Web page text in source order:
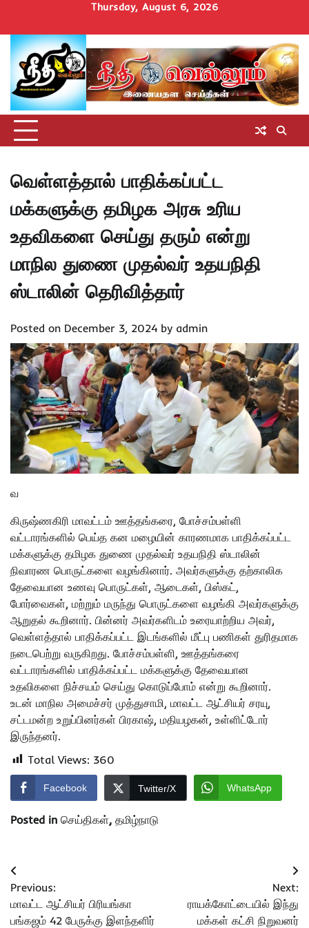
content
Thursday, August 6, 2026
Homeசெய்திகள்
தமிழ்நாடுமாவட்டச்செய்திகள்
அரசியல்ஆன்மிகம்
சட்டம்
அறிவோம்
சினிமாUncategorized
வெள்ளத்தால் பாதிக்கப்பட்ட
மக்களுக்கு தமிழக அரசு உரிய
உதவிகளை செய்து தரும் என்று
மாநில துணை முதல்வர் உதயநிதி
ஸ்டாலின் தெரிவித்தார்
Posted on December 3, 2024 by admin
வ
கிருஷ்ணகிரி மாவட்டம் ஊத்தங்கரை, போச்சம்பள்ளி
வட்டாரங்களில் பெய்த கன மழையின் காரணமாக பாதிக்கப்பட்ட
மக்களுக்கு தமிழக துணை முதல்வர் உதயநிதி ஸ்டாலின்
நிவாரண பொருட்களை வழங்கினார். அவர்களுக்கு தற்காலிக
தேவையான உணவு பொருட்கள், ஆடைகள், பிஸ்கட்,
போர்வைகள், மற்றும் மருந்து பொருட்களை வழங்கி அவர்களுக்கு
ஆறுதல் கூறினார். பின்னர் அவர்களிடம் உரையாற்றிய அவர்,
வெள்ளத்தால் பாதிக்கப்பட்ட இடங்களில் மீட்பு பணிகள் துரிதமாக
நடைபெற்று வருகிறது. போச்சம்பள்ளி, ஊத்தங்கரை
வட்டாரங்களில் பாதிக்கப்பட்ட மக்களுக்கு தேவையான
உதவிகளை நிச்சயம் செய்து கொடுப்போம் என்று கூறினார்.
உடன் மாநில அமைச்சர் முத்துசாமி, மாவட்ட ஆட்சியர் சரயு,
சட்டமன்ற உறுப்பினர்கள் பிரகாஷ், மதியழகன், உள்ளிட்டோர்
இருந்தனர்.
Total Views: 360
Facebook Twitter/X WhatsApp
Posted in செய்திகள், தமிழ்நாடு
Post
navigation
Previous:
மாவட்ட ஆட்சியர் பிரியங்கா
பங்கஜம் 42 பேருக்கு இளந்தளிர்
Next:
ராயக்கோட்டையில் இந்து
மக்கள் கட்சி நிறுவனர்